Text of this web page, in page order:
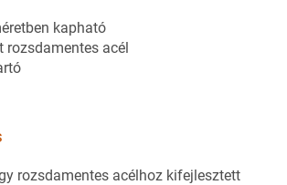
kapható
rozsdamentes acél
rozsdamentes acélhoz kifejlesztett